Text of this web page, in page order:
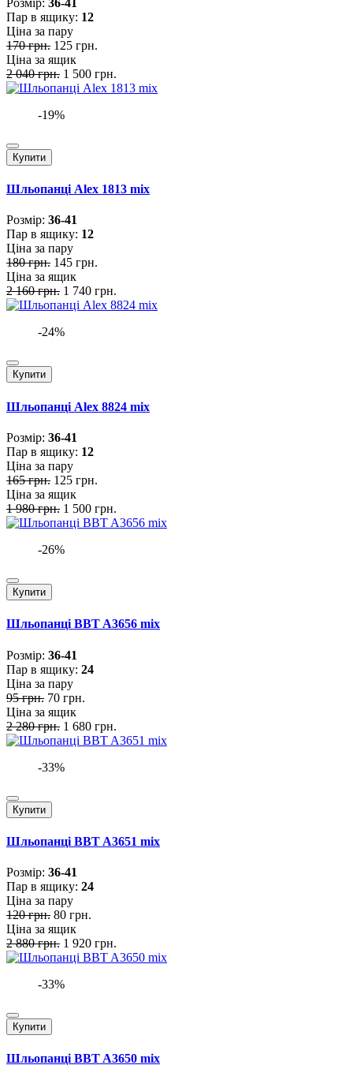
Розмiр: 36-41
Пар в ящику: 12
Ціна за пару
170 грн. 125 грн.
Ціна за ящик
2 040 грн. 1 500 грн.
-19%
Купити
Шльопанці Alex 1813 mix
Розмiр: 36-41
Пар в ящику: 12
Ціна за пару
180 грн. 145 грн.
Ціна за ящик
2 160 грн. 1 740 грн.
-24%
Купити
Шльопанці Alex 8824 mix
Розмiр: 36-41
Пар в ящику: 12
Ціна за пару
165 грн. 125 грн.
Ціна за ящик
1 980 грн. 1 500 грн.
-26%
Купити
Шльопанці BBT A3656 mix
Розмiр: 36-41
Пар в ящику: 24
Ціна за пару
95 грн. 70 грн.
Ціна за ящик
2 280 грн. 1 680 грн.
-33%
Купити
Шльопанці BBT A3651 mix
Розмiр: 36-41
Пар в ящику: 24
Ціна за пару
120 грн. 80 грн.
Ціна за ящик
2 880 грн. 1 920 грн.
-33%
Купити
Шльопанці BBT A3650 mix